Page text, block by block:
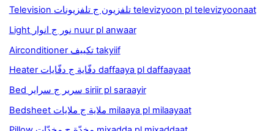
Television تلفزيون ج تلفزيونات televizyoon pl televizyoonaat
Light نور ج انوار nuur pl anwaar
Airconditioner تكييف takyiif
Heater دفّاية ج دفّايات daffaaya pl daffaayaat
Bed سرير ج سراير siriir pl saraayir
Bedsheet ملاية ج ملايات milaaya pl milaayaat